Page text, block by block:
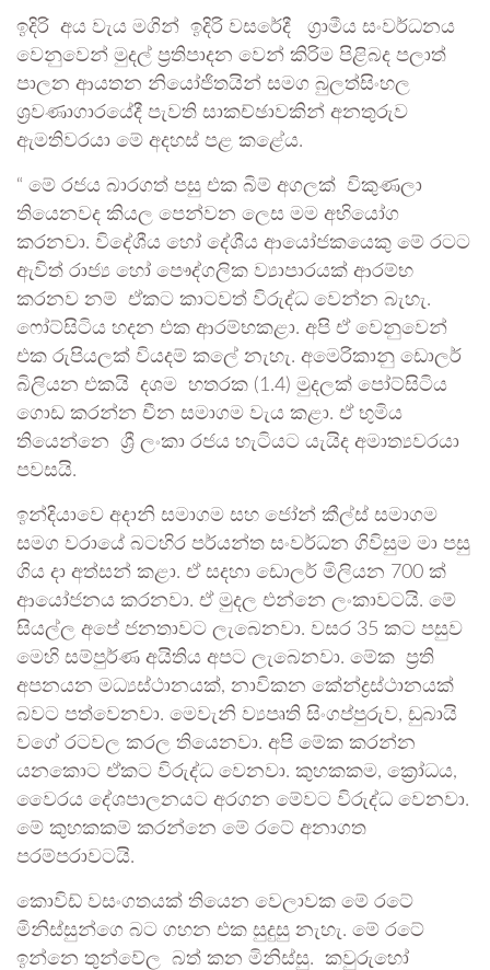
ඉදිරි අය වැය මගින් ඉදිරි වසරේදී ග්‍රාමීය සංවර්ධනය
වෙනුවෙන් මුදල් ප්‍රතිපාදන වෙන් කිරිම පිළිබද පලාත්
පාලන ආයතන නියෝජිතයින් සමග බුලත්සිංහල
ශ්‍රවණාගාරයේදී පැවති සාකච්ඡාවකින් අනතුරුව
ඇමතිවරයා මේ අදහස් පළ කළේය.
“ මේ රජය බාරගත් පසු එක බිම් අගලක් විකුණලා
තියෙනවද කියල පෙන්වන ලෙස මම අභියෝග
කරනවා. විදේශීය හෝ දේශීය ආයෝජකයෙකු මේ රටට
ඇවිත් රාජ්‍ය හෝ පෞද්ගලික ව්‍යාපාරයක් ආරම්භ
කරනව නම් ඒකට කාටවත් විරුද්ධ වෙන්න බැහැ.
ෆෝට්සිටිය හදන එක ආරම්භකළා. අපි ඒ වෙනුවෙන්
එක රුපියලක් වියදම් කලේ නැහැ. අමෙරිකානු ඩොලර්
බිලියන එකයි දශම හතරක (1.4) මුදලක් පෝට්සිටිය
ගොඩ කරන්න චීන සමාගම වැය කළා. ඒ භුමිය
තියෙන්නෙ ශ්‍රී ලංකා රජය හැටියට යැයිද අමාත්‍යවරයා
පවසයි.
ඉන්දියාවෙ අදානි සමාගම සහ ජෝන් කීල්ස් සමාගම
සමග වරායේ බටහිර පර්යන්ත සංවර්ධන ගිවිසුම මා පසු
ගිය දා අත්සන් කළා. ඒ සදහා ඩොලර් මිලියන 700 ක්
ආයෝජනය කරනවා. ඒ මුදල එන්නෙ ලංකාවටයි. මේ
සියල්ල අපේ ජනතාවට ලැබෙනවා. වසර 35 කට පසුව
මෙහි සම්පුර්ණ අයිතිය අපට ලැබෙනවා. මේක ප්‍රති
අපනයන මධ්‍යස්ථානයක්, නාවිකන කේන්ද්‍රස්ථානයක්
බවට පත්වෙනවා. මෙවැනි ව්‍යපෘති සිංගප්පුරුව, ඩුබායි
වගේ රටවල කරල තියෙනවා. අපි මේක කරන්න
යනකොට ඒකට විරුද්ධ වෙනවා. කුහකකම, ක්‍රෝධය,
වෛරය දේශපාලනයට අරගන මේවට විරුද්ධ වෙනවා.
මේ කුහකකම් කරන්නෙ මේ රටේ අනාගත
පරම්පරාවටයි.
කොවිඩ් වසංගතයක් තියෙන වෙලාවක මේ රටේ
මිනිස්සුන්ගෙ බට ගහන එක සුදුසු නැහැ. මේ රටේ
ඉන්නෙ තුන්වේල බත් කන මිනිස්සු. කවුරුහෝ